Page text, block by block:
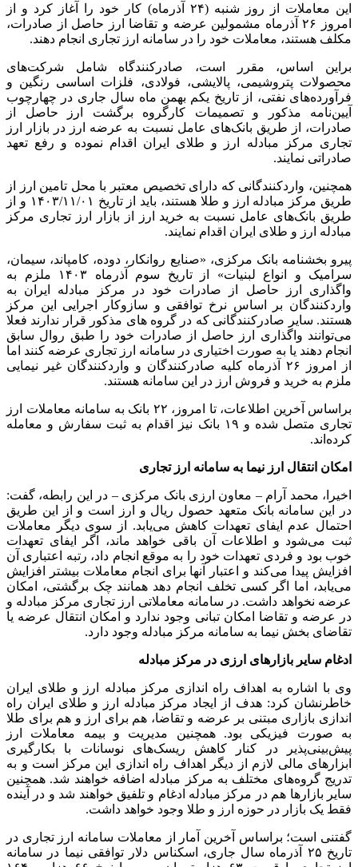
این معاملات از روز شنبه (۲۴ آذرماه) کار خود را آغاز کرد و از
امروز ۲۶ آذرماه مشمولین عرضه و تقاضا ارز حاصل از صادرات،
مکلف هستند، معاملات خود را در سامانه ارز تجاری انجام دهند.
براین اساس، مقرر است، صادرکنندگاه شامل شرکت‌های
محصولات پتروشیمی، پالایشی، فولادی، فلزات اساسی رنگین و
فرآورده‌های نفتی، از تاریخ یکم بهمن ماه سال جاری در چهارچوب
آیین‌نامه مذکور و تصمیمات کارگروه برگشت ارز حاصل از
صادرات، از طریق بانک‌های عامل نسبت به عرضه ارز در بازار ارز
تجاری مرکز مبادله ارز و طلای ایران اقدام نموده و رفع تعهد
صادراتی نمایند.
همچنین، واردکنندگانی که دارای تخصیص معتبر با محل تامین ارز از
طریق مرکز مبادله ارز و طلا هستند، باید از تاریخ ۱۴۰۳/۱۱/۰۱ و از
طریق بانک‌های عامل نسبت به خرید ارز از بازار ارز تجاری مرکز
مبادله ارز و طلای ایران اقدام نمایند.
پیرو بخشنامه بانک مرکزی، «صنایع روانکار، دوده، کامپاند، سیمان،
سرامیک و انواع لبنیات» از تاریخ سوم آذرماه ۱۴۰۳ ملزم به
واگذاری ارز حاصل از صادرات خود در مرکز مبادله ایران به
واردکنندگان بر اساس نرخ توافقی و سازوکار اجرایی این مرکز
هستند. سایر صادرکنندگانی که در گروه های مذکور قرار ندارند فعلا
می‌توانند واگذاری ارز حاصل از صادرات خود را طبق روال سابق
انجام دهند یا به صورت اختیاری در سامانه ارز تجاری عرضه کنند اما
از امروز ۲۶ آذرماه کلیه صادرکنندگان و واردکنندگان غیر نیمایی
ملزم به خرید و فروش ارز در این سامانه هستند.
براساس آخرین اطلاعات، تا امروز، ۲۲ بانک به سامانه معاملات ارز
تجاری متصل شده و ۱۹ بانک نیز اقدام به ثبت سفارش و معامله
کرده‌اند.
امکان انتقال ارز نیما به سامانه ارز تجاری
اخیرا، محمد آرام – معاون ارزی بانک مرکزی – در این رابطه، گفت:
در این سامانه بانک متعهد حصول ریال و ارز است و از این طریق
احتمال عدم ایفای تعهدات کاهش می‌یابد. از سوی دیگر معاملات
ثبت می‌شود و اطلاعات آن باقی خواهد ماند، اگر ایفای تعهدات
خوب بود و فردی تعهدات خود را به موقع انجام داد، رتبه اعتباری آن
افزایش پیدا می‌کند و اعتبار آنها برای انجام معاملات بیشتر افزایش
می‌یابد، اما اگر کسی تخلف انجام دهد همانند چک برگشتی، امکان
عرضه نخواهد داشت. در سامانه معاملاتی ارز تجاری مرکز مبادله و
در عرضه و تقاضا امکان تبانی وجود ندارد و امکان انتقال عرضه یا
تقاضای بخش نیما به سامانه مرکز مبادله وجود دارد.
ادغام سایر بازارهای ارزی در مرکز مبادله
وی با اشاره به اهداف راه اندازی مرکز مبادله ارز و طلای ایران
خاطرنشان کرد: هدف از ایجاد مرکز مبادله ارز و طلای ایران راه
اندازی بازاری مبتنی بر عرضه و تقاضا، هم برای ارز و هم برای طلا
به صورت فیزیکی بود. همچنین مدیریت و بیمه معاملات ارز
پیش‌بینی‌پذیر در کنار کاهش ریسک‌های نوسانات با بکارگیری
ابزارهای مالی لازم از دیگر اهداف راه اندازی این مرکز است و به
تدریج گروه‌های مختلف به مرکز مبادله اضافه خواهند شد. همچنین
سایر بازارها هم در مرکز مبادله ادغام و تلفیق خواهند شد و در آینده
فقط یک بازار در حوزه ارز و طلا وجود خواهد داشت.
گفتنی است؛ براساس آخرین آمار از معاملات سامانه ارز تجاری در
تاریخ ۲۵ آذرماه سال جاری، اسکناس دلار توافقی نیما در سامانه